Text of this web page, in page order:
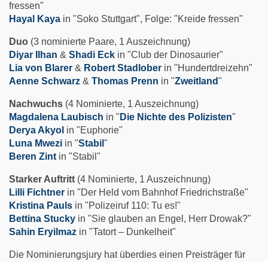
fressen"
Hayal Kaya in "Soko Stuttgart", Folge: "Kreide fressen"
Duo (3 nominierte Paare, 1 Auszeichnung)
Diyar Ilhan & Shadi Eck in "Club der Dinosaurier"
Lia von Blarer & Robert Stadlober in "Hundertdreizehn"
Aenne Schwarz & Thomas Prenn in "Zweitland"
Nachwuchs (4 Nominierte, 1 Auszeichnung)
Magdalena Laubisch in " Die Nichte des Polizisten"
Derya Akyol in "Euphorie"
Luna Mwezi in "Stabil "
Beren Zint in "Stabil"
Starker Auftritt (4 Nominierte, 1 Auszeichnung)
Lilli Fichtner in "Der Held vom Bahnhof Friedrichstraße"
Kristina Pauls in "Polizeiruf 110: Tu es!"
Bettina Stucky in "Sie glauben an Engel, Herr Drowak?"
Sahin Eryilmaz in "Tatort – Dunkelheit"
Die Nominierungsjury hat überdies einen Preisträger für